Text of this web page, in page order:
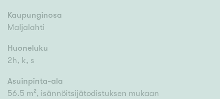
Kaupunginosa
Maljalahti
Huoneluku
2h, k, s
Asuinpinta-ala
56.5 m², isännöitsijätodistuksen mukaan